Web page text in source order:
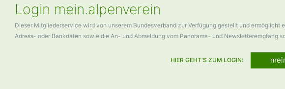
Login mein.alpenverein
Dieser Mitgliederservice wird von unserem Bundesverband zur Verfügung gestellt und ermöglicht
Adress- oder Bankdaten sowie die An- und Abmeldung vom Panorama- und Newsletterempfang
HIER GEHT'S ZUM LOGIN: